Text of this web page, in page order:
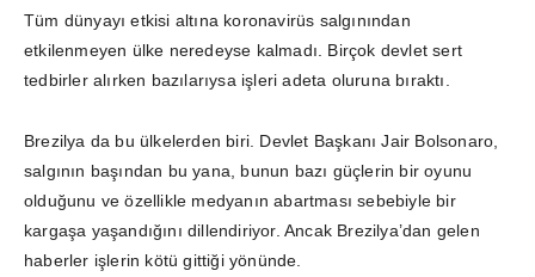
Tüm dünyayı etkisi altına koronavirüs salgınından
etkilenmeyen ülke neredeyse kalmadı. Birçok devlet sert
tedbirler alırken bazılarıysa işleri adeta oluruna bıraktı.
Brezilya da bu ülkelerden biri. Devlet Başkanı Jair Bolsonaro,
salgının başından bu yana, bunun bazı güçlerin bir oyunu
olduğunu ve özellikle medyanın abartması sebebiyle bir
kargaşa yaşandığını dillendiriyor. Ancak Brezilya’dan gelen
haberler işlerin kötü gittiği yönünde.